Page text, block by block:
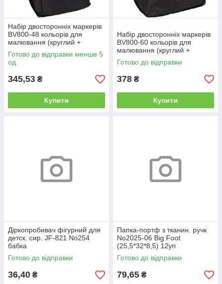
Набір двосторонніх маркерів
BV800-48 кольорів для
малювання (круглий +
скісний.) квадратний у сумці
Готово до відправки менше 5
од.
345,53 ₴
Купити
Набір двосторонніх маркерів
BV800-60 кольорів для
малювання (круглий +
скісний.) квадратний у сумці
Готово до відправки
378 ₴
Купити
Діркопробивач фігурний для
детск. сир. JF-821 No254
бабка
Готово до відправки
36,40 ₴
Папка-портф з тканин. ручк
No2025-06 Big Foot
(25,5*32*8,5) 12уп
Готово до відправки
79,65 ₴